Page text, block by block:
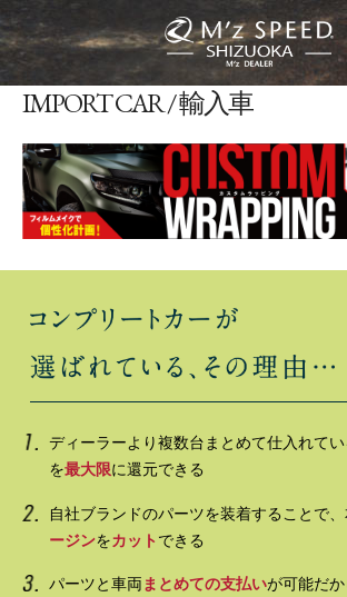
IMPORT CAR / 輸入車
ディーラーより複数台まとめて仕入れてい
を最大限に還元できる
自社ブランドのパーツを装着することで
ージンをカットできる
パーツと車両まとめての支払いが可能だ